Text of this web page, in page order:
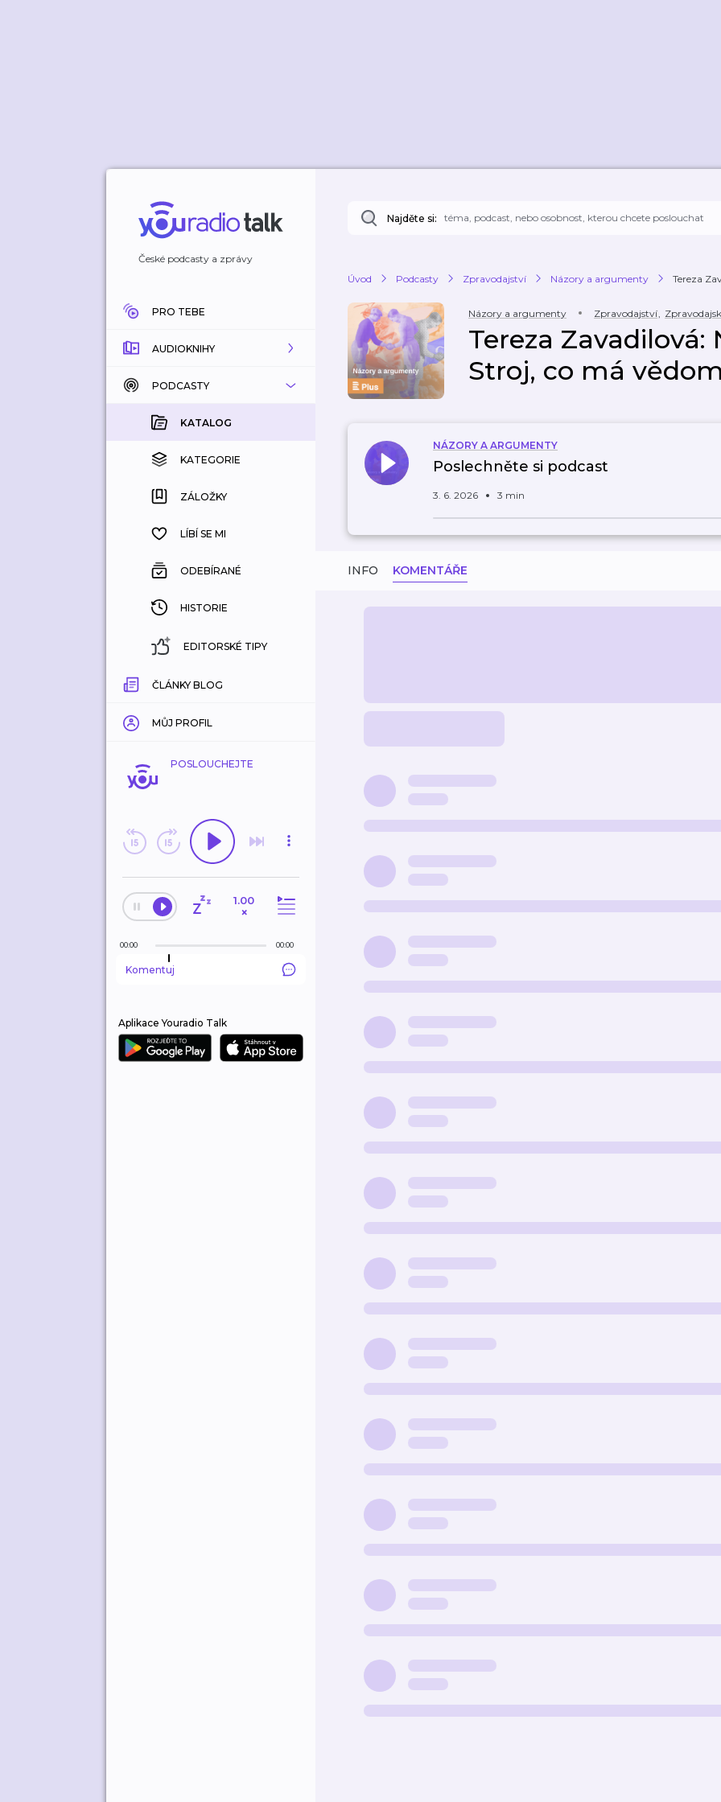
České podcasty a zprávy
PRO TEBE
AUDIOKNIHY
KATALOG
KOUPENÉ
KATEGORIE
ZÁLOŽKY
HISTORIE
PODCASTY
KATALOG
KATEGORIE
ZÁLOŽKY
LÍBÍ SE MI
ODEBÍRANÉ
HISTORIE
EDITORSKÉ TIPY
ČLÁNKY BLOG
MŮJ PROFIL
POSLOUCHEJTE
1.00
×
00:00 00:00
Komentuj
Aplikace Youradio Talk
Najděte si:
Úvod Podcasty Zpravodajství Názory a argumenty Tereza
Názory a argumenty Zpravodajství,
Tereza Zavadilová:
Stroj, co má
NÁZORY A ARGUMENTY
Poslechněte si podcast
3. 6. 2026 3 min
INFO KOMENTÁŘE